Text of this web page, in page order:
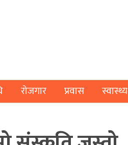
रोजगार प्रवास स्वास्थ्य